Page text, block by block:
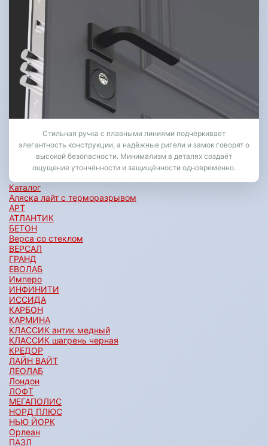
Стильная ручка с плавными линиями подчёркивает
элегантность конструкции, а надёжные ригели и замок говорят о
высокой безопасности. Минимализм в деталях создаёт
ощущение утончённости и защищённости одновременно.
Каталог
Аляска лайт с терморазрывом
АРТ
АТЛАНТИК
БЕТОН
Верса со стеклом
ВЕРСАЛ
ГРАНД
ЕВОЛАБ
Имперо
ИНФИНИТИ
ИССИДА
КАРБОН
КАРМИНА
КЛАССИК антик медный
КЛАССИК шагрень черная
КРЕДОР
ЛАЙН ВАЙТ
ЛЕОЛАБ
Лондон
ЛОФТ
МЕГАПОЛИС
НОРД ПЛЮС
НЬЮ ЙОРК
Орлеан
ПАЗЛ